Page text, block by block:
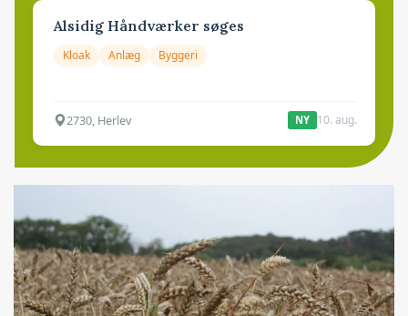
Alsidig Håndværker søges
Kloak Anlæg Byggeri
2730, Herlev NY 10. aug.